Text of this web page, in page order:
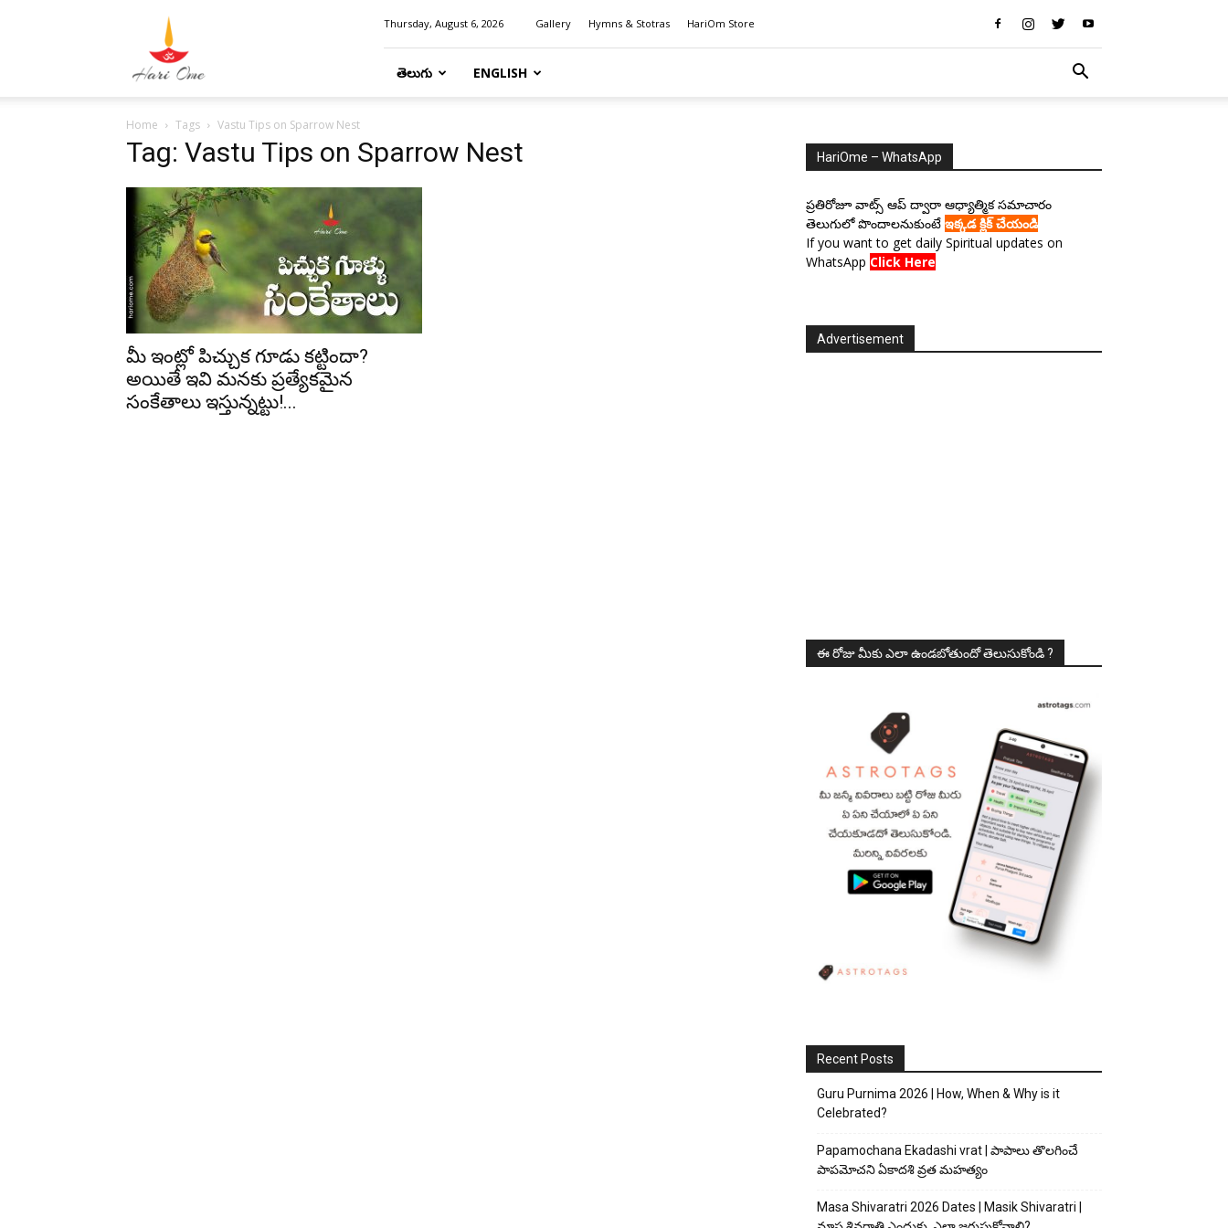
Thursday, August 6, 2026 Gallery Hymns & Stotras HariOm Store
తెలుగు ENGLISH
Home Tags Vastu Tips on Sparrow Nest
Tag: Vastu Tips on Sparrow Nest
మీ ఇంట్లో పిచ్చుక గూడు కట్టిందా?
అయితే ఇవి మనకు ప్రత్యేకమైన
సంకేతాలు ఇస్తున్నట్టు!...
HariOme – WhatsApp
ప్రతిరోజూ వాట్స్ ఆప్ ద్వారా ఆధ్యాత్మిక సమాచారం
తెలుగులో పొందాలనుకుంటే ఇక్కడ క్లిక్ చేయండి
If you want to get daily Spiritual updates on
WhatsApp Click Here
Advertisement
ఈ రోజు మీకు ఎలా ఉండబోతుందో తెలుసుకోండి ?
Recent Posts
Guru Purnima 2026 | How, When & Why is it
Celebrated?
Papamochana Ekadashi vrat | పాపాలు తొలగించే
పాపమోచని ఏకాదశి వ్రత మహత్యం
Masa Shivaratri 2026 Dates | Masik Shivaratri |